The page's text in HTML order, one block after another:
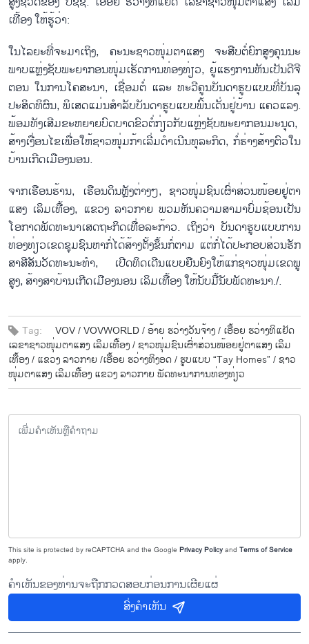
ເທື້ອງ ໃຫ້​ຮູ້​ວ່າ:
ໃນ​ໄລ​ຍະ​ທີ່​ຈະ​ມາ​ເຖິງ, ຄະ​ນະ​ຊາວ​ໜຸ່ມ​ຕາ​ແສງ ຈະ​ສືບ​ຕໍ່​ຍົກ​ສູງ​ຄຸນ​ນະ​
ພາບ​ແຫຼ່ງ​ຊັບ​ພະ​ຍາ​ກອນ​ໜຸ່ມ​ເຮັດ​ການ​ທ່ອງ​ທ່ຽວ, ຍູ້​ແຮງ​ການ​ຫັນ​ເປັນ​ດີ​ຈີ​
ຕອນ ໃນ​ການ​ໂຄ​ສະ​ນາ, ເຊື່ອມ​ຕໍ່ ແລະ ທະ​ວີ​ຄູນ​​ບັນ​ດາ​ຮູບ​ແບບ​ທີ່​ບັນ​ລຸ​
ປະ​ສິດ​ທິ​ຜົນ, ພິ​ເສດ​ແມ່ນ​ສຳ​ລັບ​ບັນ​ດາ​ຮູບ​ແບບ​ພົ້ນ​ເດັ່ນ​ຢູ່​ບ້ານ ແຄວ​ແລງ.
ພ້ອມ​ທັງ​ເສີມ​ຂະ​ຫຍາຍ​ບົດ​ບາດ​ຂົວຕໍ່​ກ່ຽວ​ກັບ​ແຫຼ່ງ​ຊັບ​ພະ​ຍາ​ກອນ​ມະ​ນຸດ,
ສ້າງ​ເງື່ອນ​ໄຂ​ເພື່ອ​ໃຫ້​ຊາວ​ໜຸ່ມ​ກ້າ​ເລີ່ມ​ດຳ​ເນີນ​ທຸ​ລະ​ກິດ, ກໍ່​ຮ່າງ​ສ້າງ​ຕົວ​ໃນ​
ບ້ານ​ເກີດ​ເມືອງນອນ.
ຈາກ​ເຮືອນ​ຮ້ານ, ເຮືອນ​ດິນຫຼັງ​ຕ່າງໆ, ຊາວ​ໜຸ່​ມ​ຊົນ​ເຜົ່າ​ສ່ວນ​ໜ້ອຍ​ຢູ່​ຕາ​
ແສງ ເລິມ​ເທື້ອງ, ແຂວງ ລາວ​ກາຍ ພວມ​ຫັນ​ຄວາມ​ສາ​ມາ​ບົ່ມ​ຊ້ອນ​ເປັນ​
ໂອ​ກາດ​ພັດ​ທະ​ນາ​ເສດ​ຖະ​ກິດ​ເທື່ອ​ລະ​ກ້າວ. ​ເຖິງວ່າ ບັນ​ດາ​ຮູບ​ແບບ​ການ​
ທ່ອງ​ທ່ຽວ​ເຂດ​ຊຸມ​ຊົນຫາກໍ່​ໄດ້​ສ້າງ​ຕ​ັ້ງ​ຂຶ້ນກໍ່​ຕາມ ແຕ່ກໍ່​ໄດ້​ປະ​ກອບ​ສ່ວນ​ຮັກ​
ສາ​ສີ​ສັນ​ວັດ​ທະ​ນະ​ທຳ, ເປີດ​ທິດ​ເດີນ​ແບບ​ຍືນ​ຍົງ​ໃຫ້​ແກ່​ຊາວ​ໜ​ຸ່ມ​ເຂດ​ພູ​
ສູງ, ສ້າງ​ສາ​ບ້ານ​ເກີດ​ເມືອງນອນ ເລິມ​ເທື້ອງ ໃຫ້ນັບ​ມື້​ນັບ​ພັດ​ທະ​ນາ./.
Tag: VOV /VOVWORLD /ອ້າຍ ຮວ່າງວັນ​ຈ້າງ / ເອື້ອຍ ຮວ່າງ​ທິ​ແຢັດ
ເລ​ຂາ​ຊາວ​ໜຸ່ມ​ຕາ​ແສງ ເລິມ​ເທື້ອງ /ຊາວ​ໜຸ່​ມ​ຊົນ​ເຜົ່າ​ສ່ວນ​ໜ້ອຍ​ຢູ່​ຕາ​ແສງ ເລິມ​
ເທື້ອງ / ແຂວງ ລາວ​ກາຍ /​ເອື້ອຍ ຮວ່າງ​ທິ​ງອດ /ຮູບ​ແບບ “Tay Homes” /ຊາວ​
ໜຸ່ມ​ຕາ​ແສງ ເລິມ​ເທື້ອງ ແຂວງ ລາວ​ກາຍ ພັດ​ທະ​ນາ​ການ​ທ່ອງ​ທ່ຽວ
This site is protected by reCAPTCHA and the Google Privacy Policyand Terms of Service
apply.
ຄຳເຫັນຂອງທ່ານຈະຖືກກວດສອບກ່ອນການເຜີຍແຜ່
ສົ່ງຄຳເຫັນ